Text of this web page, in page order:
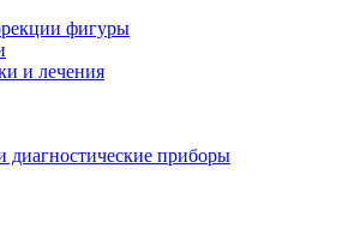
фигуры
и лечения
диагностические приборы